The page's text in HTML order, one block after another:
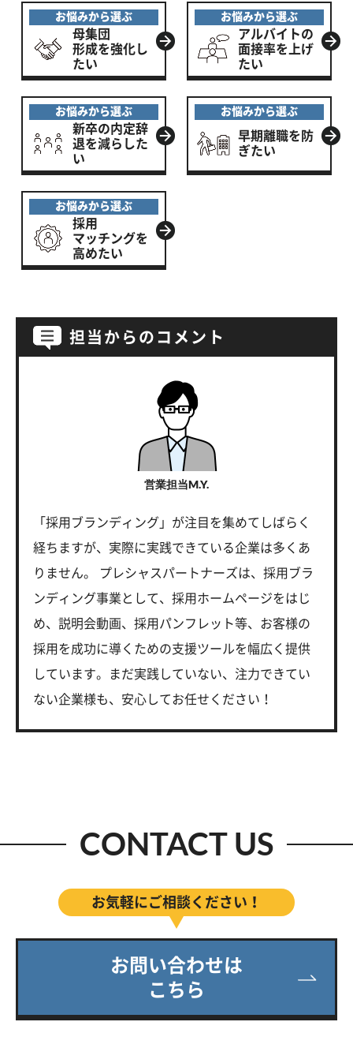
お悩みから選ぶ
母集団
形成を強化し
たい
お悩みから選ぶ
アルバイトの
面接率を上げ
たい
お悩みから選ぶ
新卒の内定辞
退を減らした
い
お悩みから選ぶ
早期離職を 防
ぎたい
お悩みから選ぶ
採用
マッチングを
高めたい
担当からのコメント
「採用ブランディング」が注目を集めてしばらく
経ちますが、実際に実践できている企業は多くあ
りません。 プレシャスパートナーズは、採用ブラ
ンディング事業として、採用ホームページをはじ
め、説明会動画、採用パンフレット等、お客様の
採用を成功に導くための支援ツールを幅広く提供
しています。まだ実践していない、注力できてい
ない企業様も、安心してお任せください！
営業担当M.Y.
CONTACT US
お気軽にご相談ください！
お問い合わせは
こちら